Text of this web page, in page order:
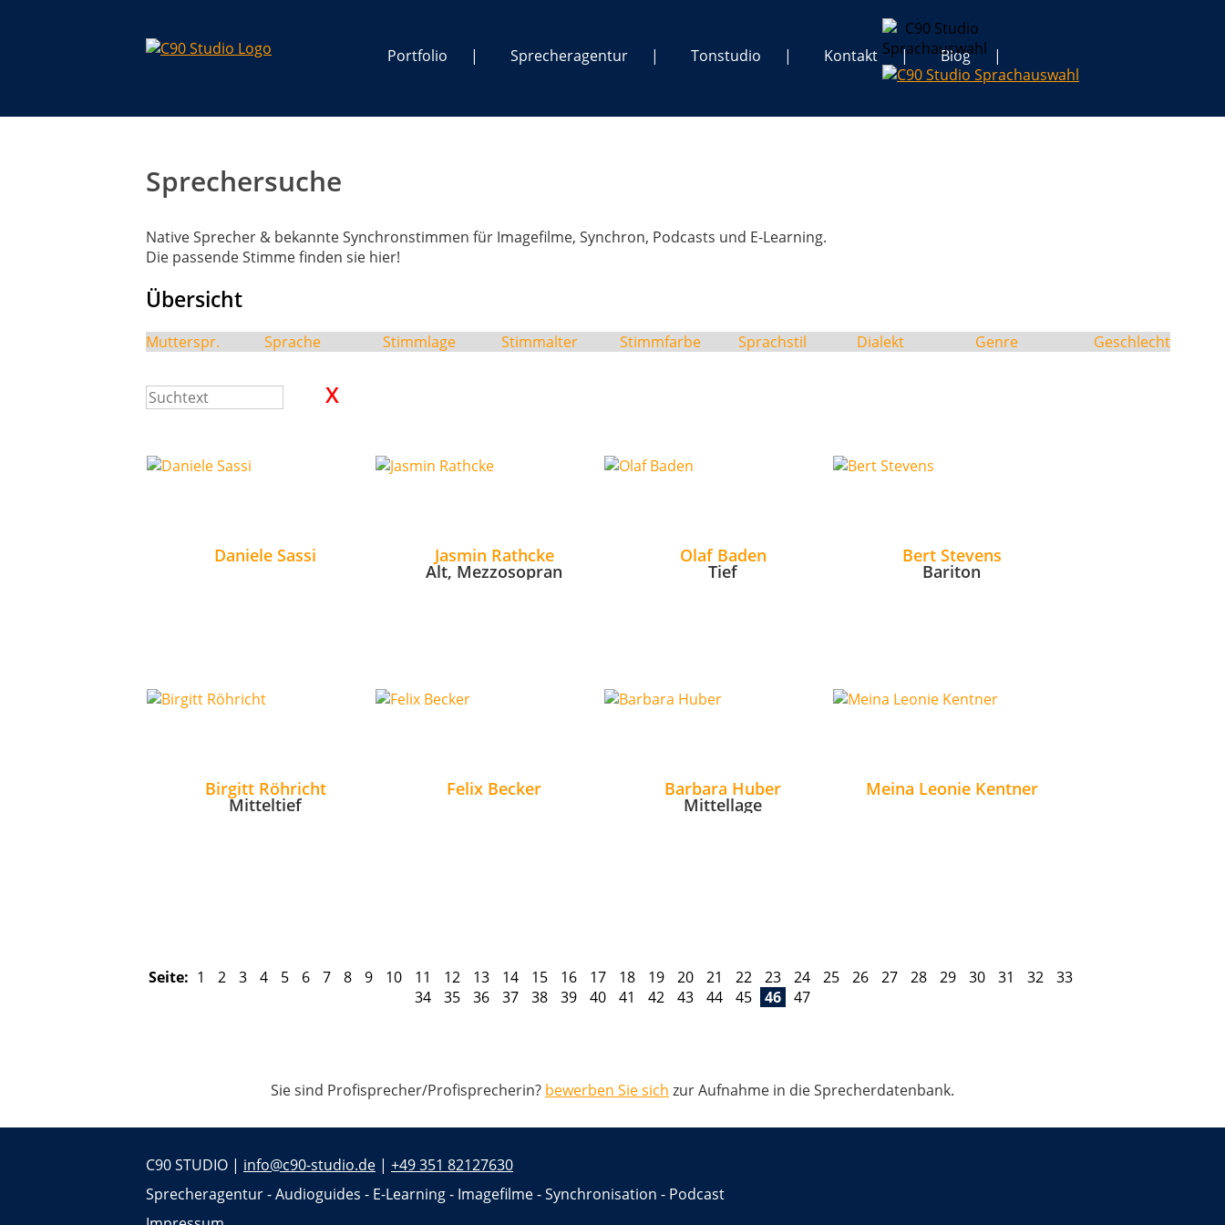
Portfolio Sprecheragentur Tonstudio Kontakt Blog
Sprechersuche
Native Sprecher & bekannte Synchronstimmen für Imagefilme, Synchron, Podcasts und E-Learning.
Die passende Stimme finden sie hier!
Übersicht
Daniele Sassi Jasmin Rathcke
Alt, Mezzosopran
Olaf Baden
Tief
Bert Stevens
Bariton
Birgitt Röhricht
Mitteltief
Felix Becker Barbara Huber
Mittellage
Meina Leonie Kentner
Seite: 1 2 3 4 5 6 7 8 9 10 11 12 13 14 15 16 17 18 19 20 21 22 23 24 25 26 27 28 29 30 31 32
33
34
35 36 37 38 39 40 41 42 43 44 45 46 47
Sie sind Profisprecher/Profisprecherin? bewerben Sie sich zur Aufnahme in die Sprecherdatenbank.
C90 STUDIO | info@c90-studio.de | +49 351 82127630
Sprecheragentur - Audioguides - E-Learning - Imagefilme - Synchronisation - Podcast